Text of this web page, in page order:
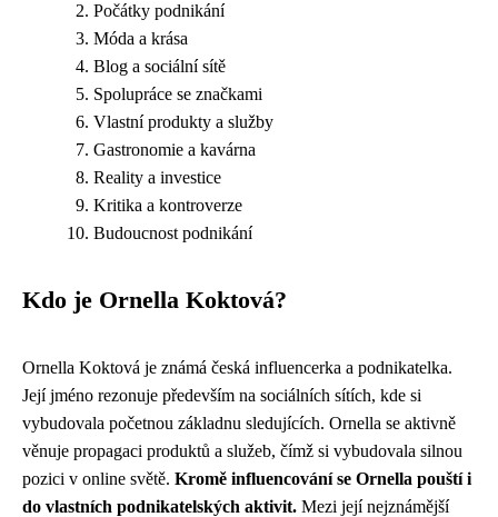
Počátky podnikání
Móda a krása
Blog a sociální sítě
Spolupráce se značkami
Vlastní produkty a služby
Gastronomie a kavárna
Reality a investice
Kritika a kontroverze
Budoucnost podnikání
Kdo je Ornella Koktová?
Ornella Koktová je známá česká influencerka a podnikatelka.
Její jméno rezonuje především na sociálních sítích, kde si
vybudovala početnou základnu sledujících. Ornella se aktivně
věnuje propagaci produktů a služeb, čímž si vybudovala silnou
pozici v online světě. Kromě influencování se Ornella pouští i
do vlastních podnikatelských aktivit. Mezi její nejznámější